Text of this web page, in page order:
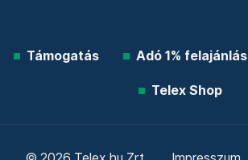
Támogatás Adó 1% felajánlás
Telex Shop